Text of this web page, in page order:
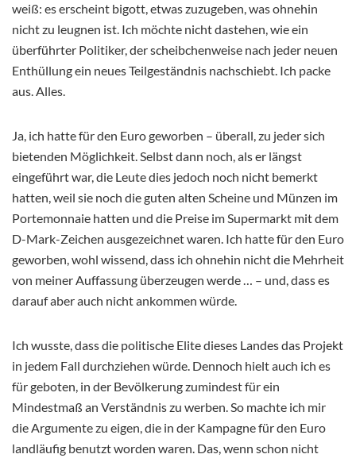
weiß: es erscheint bigott, etwas zuzugeben, was ohnehin
nicht zu leugnen ist. Ich möchte nicht dastehen, wie ein
überführter Politiker, der scheibchenweise nach jeder neuen
Enthüllung ein neues Teilgeständnis nachschiebt. Ich packe
aus. Alles.
Ja, ich hatte für den Euro geworben – überall, zu jeder sich
bietenden Möglichkeit. Selbst dann noch, als er längst
eingeführt war, die Leute dies jedoch noch nicht bemerkt
hatten, weil sie noch die guten alten Scheine und Münzen im
Portemonnaie hatten und die Preise im Supermarkt mit dem
D-Mark-Zeichen ausgezeichnet waren. Ich hatte für den Euro
geworben, wohl wissend, dass ich ohnehin nicht die Mehrheit
von meiner Auffassung überzeugen werde … – und, dass es
darauf aber auch nicht ankommen würde.
Ich wusste, dass die politische Elite dieses Landes das Projekt
in jedem Fall durchziehen würde. Dennoch hielt auch ich es
für geboten, in der Bevölkerung zumindest für ein
Mindestmaß an Verständnis zu werben. So machte ich mir
die Argumente zu eigen, die in der Kampagne für den Euro
landläufig benutzt worden waren. Das, wenn schon nicht